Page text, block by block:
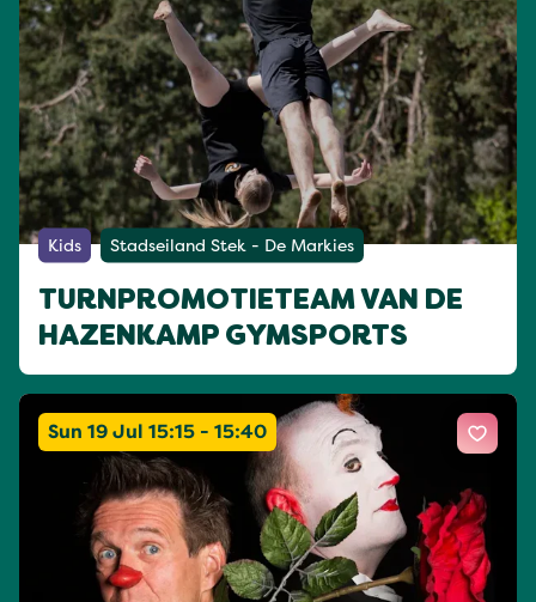
Kids Stadseiland Stek - De Markies
TURNPROMOTIETEAM VAN DE
HAZENKAMP GYMSPORTS
Sun 19 Jul 15:15 - 15:40